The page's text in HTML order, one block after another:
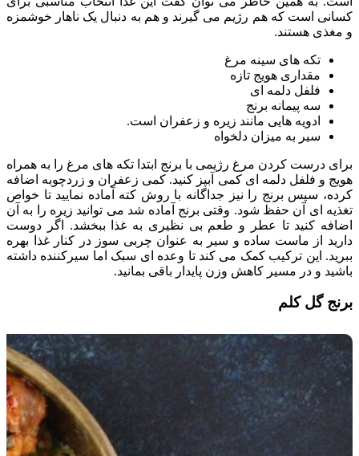
کسانی است که هم رژیم می گیرند و هم به دنبال یک ناهار خوشمزه
و مغذی هستند.
تکه های سینه مرغ
مقداری هویج تازه
فلفل دلمه ای
سه پیمانه برنج
ادویه هایی مانند زیره و زعفران است.
سیر به میزان دلخواه
برای درست کردن مرغ رژیمی با برنج ابتدا تکه های مرغ را به همراه
هویج و فلفل دلمه ای کمی آبپز کنید. کمی زعفران و زردچوبه اضافه
کرده، سپس برنج را نیز جداگانه با روش کته آماده نمایید تا خواص
تغذیه ای آن حفظ شود. وقتی برنج آماده شد می توانید زیره را به آن
اضافه کنید تا عطر و طعم بی نظیری به غذا ببخشد. اگر دوست
دارید از ماست ساده و سیر به عنوان چربی سوز در کنار غذا بهره
ببرید. این ترکیب کمک می کند تا وعده ای سبک اما سیرکننده داشته
باشید و در مسیر کاهش وزن پایدار باقی بمانید.
برنج گل کلم